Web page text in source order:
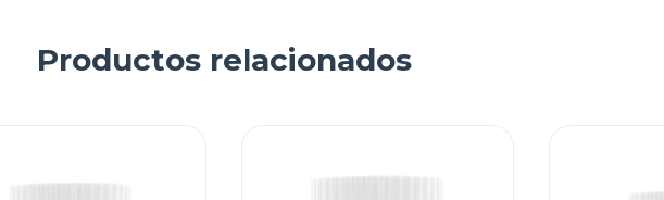
Productos relacionados